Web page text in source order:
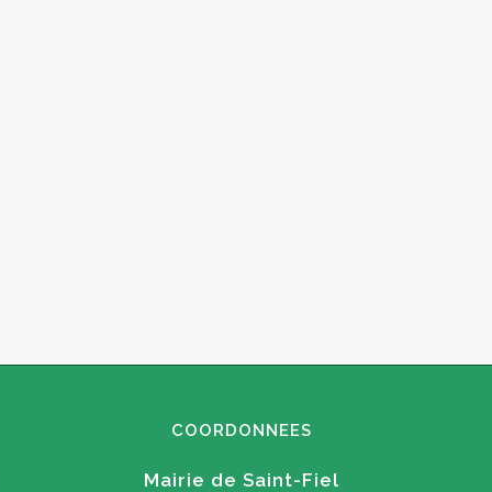
COORDONNEES
Mairie de Saint-Fiel